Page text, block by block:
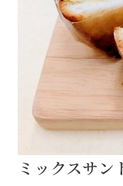
ミックスサン